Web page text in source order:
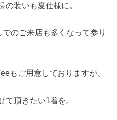
の装いも夏仕様に。
のご来店も多くなって参り
もご用意しておりますが、
て頂きたい1着を。